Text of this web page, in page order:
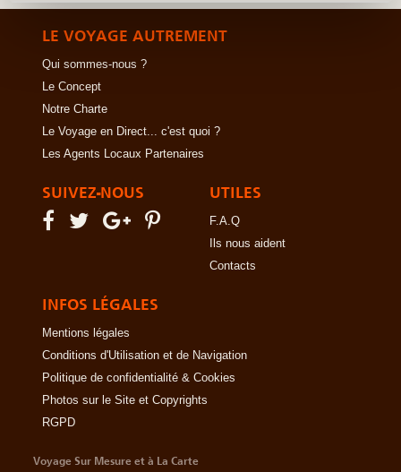
LE VOYAGE AUTREMENT
Qui sommes-nous ?
Le Concept
Notre Charte
Le Voyage en Direct... c'est quoi ?
Les Agents Locaux Partenaires
SUIVEZ-NOUS UTILES
F.A.Q
Ils nous aident
Contacts
INFOS LÉGALES
Mentions légales
Conditions d'Utilisation et de Navigation
Politique de confidentialité & Cookies
Photos sur le Site et Copyrights
RGPD
Voyage Sur Mesure et à La Carte